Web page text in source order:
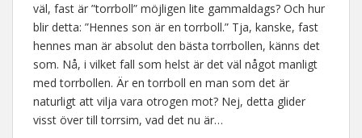
väl, fast är ”torrboll” möjligen lite gammaldags? Och hur
blir detta: ”Hennes son är en torrboll.” Tja, kanske, fast
hennes man är absolut den bästa torrbollen, känns det
som. Nå, i vilket fall som helst är det väl något manligt
med torrbollen. Är en torrboll en man som det är
naturligt att vilja vara otrogen mot? Nej, detta glider
visst över till torrsim, vad det nu är…